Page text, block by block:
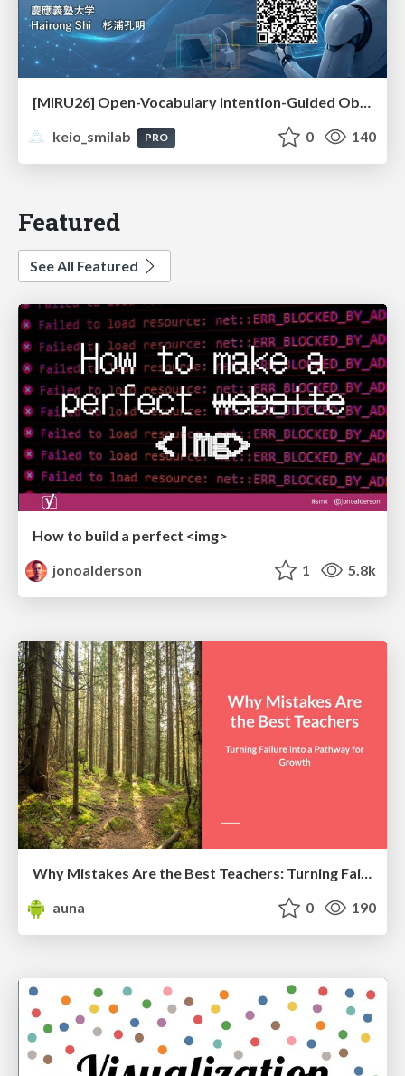
[MIRU26] Open-Vocabulary Intention-Guided Object Detection in Diverse Scenes
keio_smilab
PRO 0 140
Featured
See All Featured
How to build a perfect <img>
jonoalderson
1 5.8k
Why Mistakes Are the Best Teachers: Turning Failure into a Pathway for Growth
auna
0 190